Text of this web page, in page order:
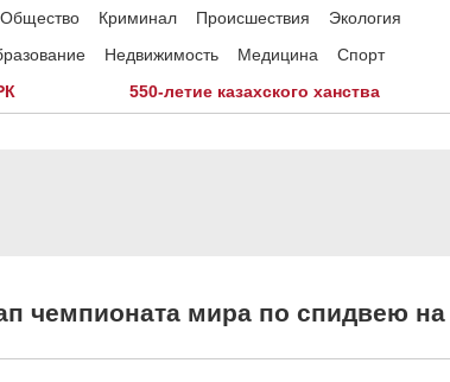
Общество Криминал Происшествия
Экология
Недвижимость Медицина
Спорт
550-летие казахского ханства
чемпионата мира по спидвею на